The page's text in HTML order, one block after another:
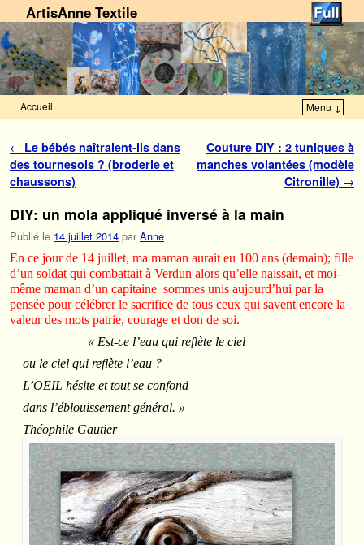
ArtisAnne Textile
Accueil Menu ↓
Navigation des articles
← Le bébés naîtraient-ils dans
des tournesols ? (broderie et
chaussons)
Couture DIY : 2 tuniques à
manches volantées (modèle
Citronille) →
DIY: un mola appliqué inversé à la main
Publié le 14 juillet 2014 par Anne
En ce jour de 14 juillet, ma maman aurait eu 100 ans (demain); fille
d’un soldat qui combattait à Verdun alors qu’elle naissait, et moi-
même maman d’un capitaine sommes unis aujourd’hui par la
pensée pour célébrer le sacrifice de tous ceux qui savent encore la
valeur des mots patrie, courage et don de soi.
« Est-ce l’eau qui reflète le ciel
ou le ciel qui reflète l’eau ?
L’OEIL hésite et tout se confond
dans l’éblouissement général. »
Théophile Gautier